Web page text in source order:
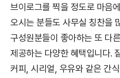
브이로그를 찍을 정도로 마음
오시는 분들도 사무실 칭찬을
구성원분들이 좋아하는 또 다
제공하는 다양한 혜택입니다.
커피, 시리얼, 우유와 같은 간